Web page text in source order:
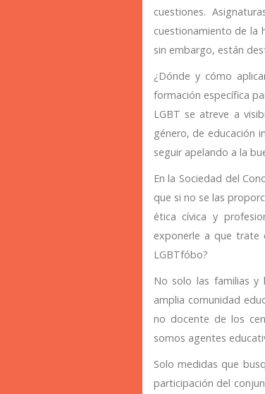
cuestiones.
cuestionamiento de la
sin embargo, están
¿Dónde y cómo
formación específica
LGBT se atreve a
género, de educación
seguir apelando a la
En la Sociedad del
que si no se las
ética cívica y
exponerle a que trate
LGBTfóbo?
No solo las familias y
amplia comunidad
no docente de los
somos agentes
Solo medidas que
participación del